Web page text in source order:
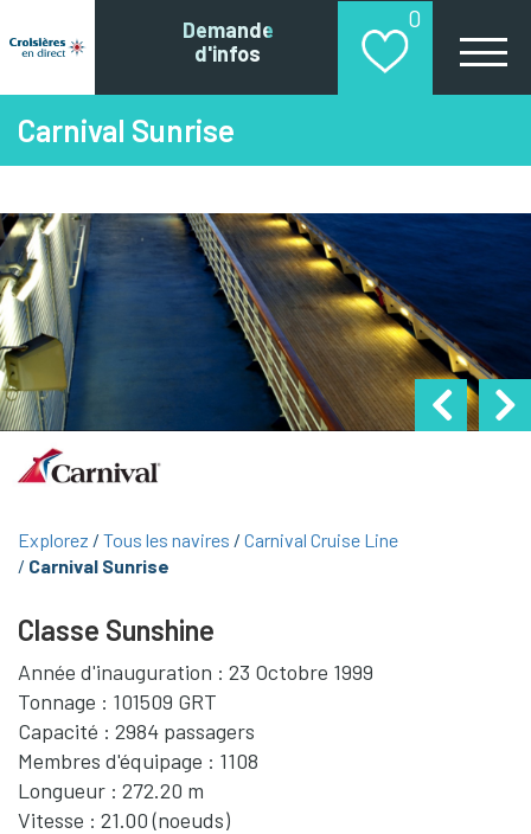
Demande
d'infos
0
Carnival Sunrise
Explorez Tous les navires
Carnival Cruise Line
Carnival Sunrise
Classe Sunshine
Année d'inauguration : 23 Octobre 1999
Tonnage : 101509 GRT
Capacité : 2984 passagers
Membres d'équipage : 1108
Longueur : 272.20 m
Vitesse : 21.00 (noeuds)